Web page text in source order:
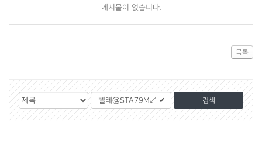
게시물이 없습니다.
목록
게
시
검
색
색